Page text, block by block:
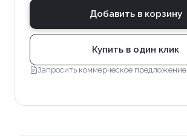
Добавить в корзину
Купить в один клик
Запросить коммерческое предложение